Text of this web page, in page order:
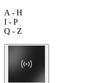
A - H
I - P
Q - Z